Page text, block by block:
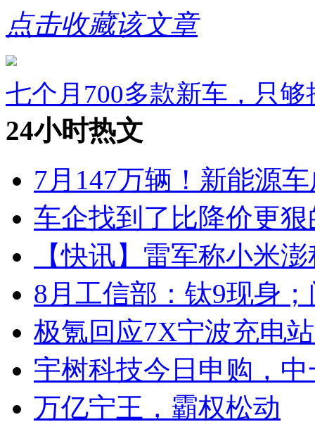
点击收藏该文章
七个月700多款新车，只
24小时热文
7月147万辆！新能源
车企找到了比降价更
【快讯】雷军称小米
8月工信部：钛9现身
极氪回应7X宁波充电
宇树科技今日申购，
万亿宁王，霸权松动